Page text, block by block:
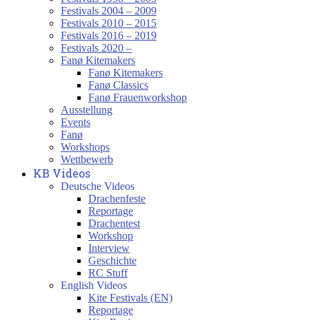
Festivals 2004 – 2009
Festivals 2010 – 2015
Festivals 2016 – 2019
Festivals 2020 –
Fanø Kitemakers
Fanø Kitemakers
Fanø Classics
Fanø Frauenworkshop
Ausstellung
Events
Fanø
Workshops
Wettbewerb
KB Videos
Deutsche Videos
Drachenfeste
Reportage
Drachentest
Workshop
Interview
Geschichte
RC Stuff
English Videos
Kite Festivals (EN)
Reportage